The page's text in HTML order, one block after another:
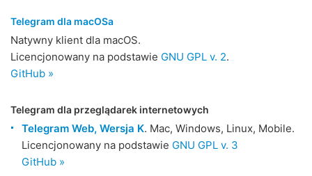
Telegram dla macOSa
Natywny klient dla macOS.
Licencjonowany na podstawie GNU GPL v. 2.
GitHub »
Telegram dla przeglądarek internetowych
Telegram Web, Wersja K. Mac, Windows, Linux, Mobile.
Licencjonowany na podstawie GNU GPL v. 3
GitHub »